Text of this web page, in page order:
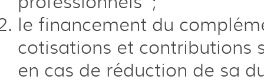
le financement du
cotisations et contributions
en cas de réduction de sa